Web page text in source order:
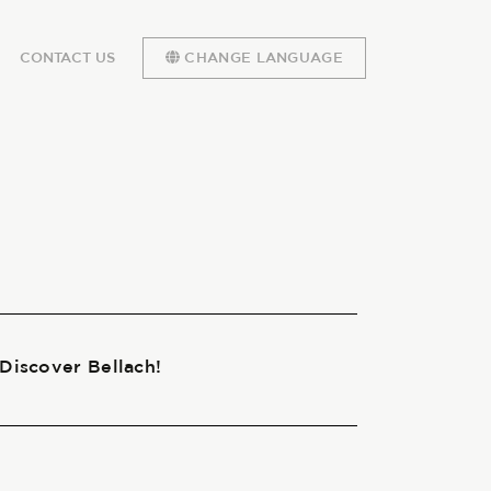
CONTACT US CHANGE LANGUAGE
Bellach!